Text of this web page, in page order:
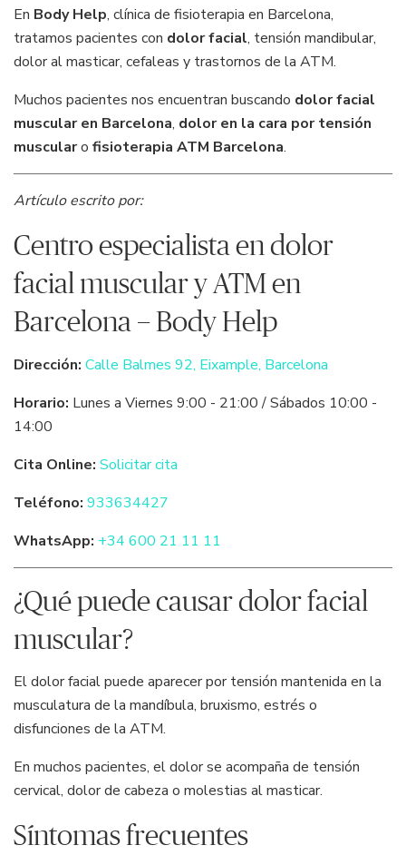
En Body Help, clínica de fisioterapia en Barcelona,
tratamos pacientes con dolor facial, tensión mandibular,
dolor al masticar, cefaleas y trastornos de la ATM.
Muchos pacientes nos encuentran buscando dolor facial
muscular en Barcelona, dolor en la cara por tensión
muscularo fisioterapia ATM Barcelona.
Artículo escrito por:
Centro especialista en dolor
facial muscular y ATM en
Barcelona – Body Help
Dirección: Calle Balmes 92, Eixample, Barcelona
Horario: Lunes a Viernes 9:00 - 21:00 / Sábados 10:00 -
14:00
Cita Online: Solicitar cita
Teléfono: 933634427
WhatsApp: +34 600 21 11 11
¿Qué puede causar dolor facial
muscular?
El dolor facial puede aparecer por tensión mantenida en la
musculatura de la mandíbula, bruxismo, estrés o
disfunciones de la ATM.
En muchos pacientes, el dolor se acompaña de tensión
cervical, dolor de cabeza o molestias al masticar.
Síntomas frecuentes